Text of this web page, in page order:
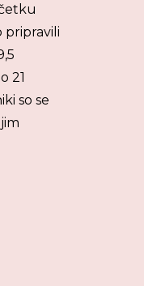
pripravili
21
so se